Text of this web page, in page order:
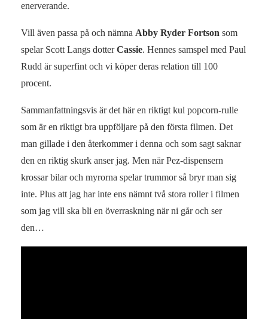
enerverande.
Vill även passa på och nämna Abby Ryder Fortson som
spelar Scott Langs dotterCassie. Hennes samspel med Paul
Rudd är superfint och vi köper deras relation till 100
procent.
Sammanfattningsvis är det här en riktigt kul popcorn-rulle
som är en riktigt bra uppföljare på den första filmen. Det
man gillade i den återkommer i denna och som sagt saknar
den en riktig skurk anser jag. Men när Pez-dispensern
krossar bilar och myrorna spelar trummor så bryr man sig
inte. Plus att jag har inte ens nämnt två stora roller i filmen
som jag vill ska bli en överraskning när ni går och ser
den…